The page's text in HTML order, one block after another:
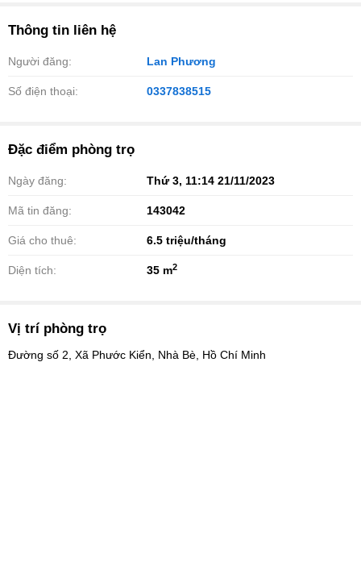
Thông tin liên hệ
Người đăng: Lan Phương
Số điện thoại: 0337838515
Đặc điểm phòng trọ
Ngày đăng: Thứ 3, 11:14 21/11/2023
Mã tin đăng: 143042
Giá cho thuê: 6.5 triệu/tháng
Diện tích: 35 m2
Vị trí phòng trọ
Đường số 2, Xã Phước Kiển, Nhà Bè, Hồ Chí Minh